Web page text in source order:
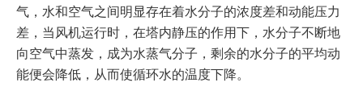
气，水和空气之间明显存在着水分子的浓度差和动能压力
差，当风机运行时，在塔内静压的作用下，水分子不断地
向空气中蒸发，成为水蒸气分子，剩余的水分子的平均动
能便会降低，从而使循环水的温度下降。